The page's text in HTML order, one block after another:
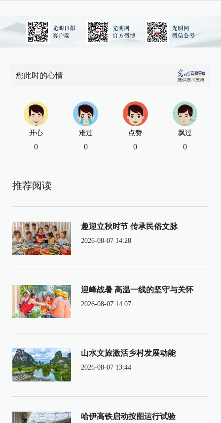
您此时的心情
开心
0
难过
0
点赞
0
飘过
0
推荐阅读
趣迎立秋时节 传承民俗文脉
2026-08-07 14:28
迎峰战暑 高温一线的坚守与关怀
2026-08-07 14:07
山水文旅激活乡村发展动能
2026-08-07 13:44
哈伊高铁启动按图运行试验